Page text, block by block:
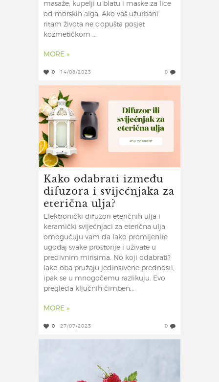
masaže, kupelji u blatu i maske za lice
od morskih alga. Ako vaš užurbani
ritam života ne dopušta posjet
kozmetičkom ...
MORE »
0 14/08/2023 0
Kako odabrati između
difuzora i svijećnjaka za
eterična ulja?
Elektronički difuzori eteričnih ulja i
keramički svijećnjaci za eterična ulja
omogućuju vam da lako promijenite
ugođaj svake prostorije i uživate u
predivnim mirisima. No koji odabrati?
Iako oba pružaju jedinstvene prednosti,
ipak se u mnogočemu razlikuju. Evo
pregleda ključnih čimben...
MORE »
0 27/07/2023 0